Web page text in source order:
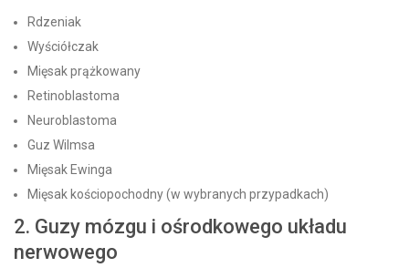
Rdzeniak
Wyściółczak
Mięsak prążkowany
Retinoblastoma
Neuroblastoma
Guz Wilmsa
Mięsak Ewinga
Mięsak kościopochodny (w wybranych przypadkach)
2. Guzy mózgu i ośrodkowego układu
nerwowego